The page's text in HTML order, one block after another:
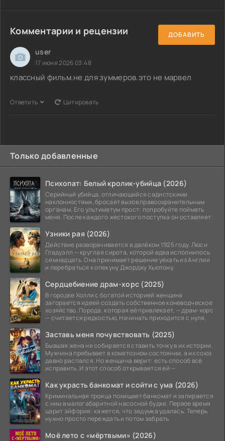
Комментарии и рецензии ДОБАВИТЬ
user
17 июня 2026 03:48
классный фильм.не для зуммеров.это не марвел
Ответить Цитировать
Только добавленные
Психопат: Белый кролик-убийца (2026)
Серийный убийца, отличающийся садистскими
наклонностями, бросает вызов правоохранительным
органам. Его ультиматум прост: попробуйте поймать
меня. После каждого жестокого поступка он оставляет
Узники рая (2026)
Действие разворачивается в далёком 1925 году. Люси
Гладуэлл — круглая сирота, которой едва исполнилось
семнадцать. Она принимает решение уехать из Англии
и перебраться к опекуну Джорджу Хьютону.
Сердцебиение драм-хорс (2025)
В городке Холли с богатой историей женщина
загорается идеей создать собственное коневодческое
хозяйство. Порода, которая её привлекает, — драм-хорс
— считается редкостью. Начинать приходится с нуля,
Заставь меня почувствовать (2025)
Бывшая жена не собирается ставить точку в их истории.
Мужчина пребывает в коматозном состоянии, а их союз
давно распался. Но женщина верит: есть способ всё
исправить. И этот способ открывается ей —
Как украсть банкомат и сойти с ума (2026)
Криминальная троица похищает банкомат и запирается
с ним в малогабаритной насосной будке. Первое время
царит эйфория: кажется, что задумка удалась. Теперь
нужно просто переждать и потом забрать
Моё лето с «мёртвыми» (2026)